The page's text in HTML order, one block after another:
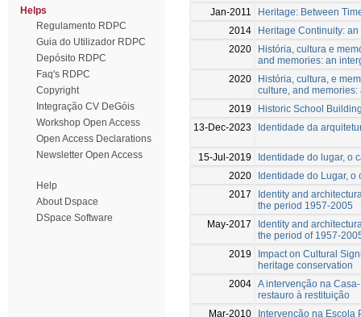
Helps
Regulamento RDPC
Guia do Utilizador RDPC
Depósito RDPC
Faq's RDPC
Copyright
Integração CV DeGóis
Workshop Open Access
Open Access Declarations
Newsletter Open Access
Help
About Dspace
DSpace Software
Jan-2011
Heritage: Between
2014
Heritage Continuity:
2020
História, cultura e
and memories: an
2020
História, cultura, e
culture, and
2019
Historic School
13-Dec-2023
Identidade da
15-Jul-2019
Identidade do lugar, o
2020
Identidade do Lugar, o
2017
Identity and
the period 1957-2005
May-2017
Identity and
the period of 1957-
2019
Impact on Cultural
heritage conservation
2004 A intervenção na
restauro à restituição
Mar-2010
Intervenção na Escola